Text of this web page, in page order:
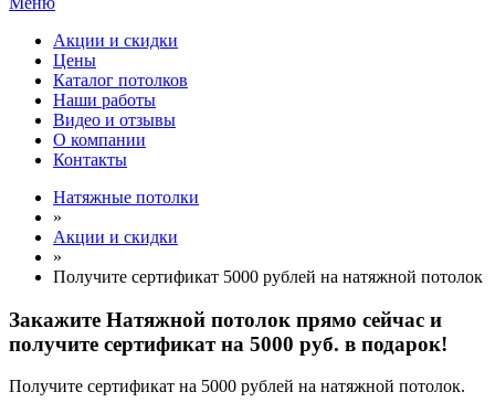
Акции и скидки
Цены
Каталог потолков
Наши работы
Видео и отзывы
О компании
Контакты
Натяжные потолки
»
Акции и скидки
»
Получите сертификат 5000 рублей на натяжной потолок
Закажите Натяжной потолок прямо сейчас и
получите сертификат на 5000 руб. в подарок!
Получите сертификат на 5000 рублей на натяжной потолок.